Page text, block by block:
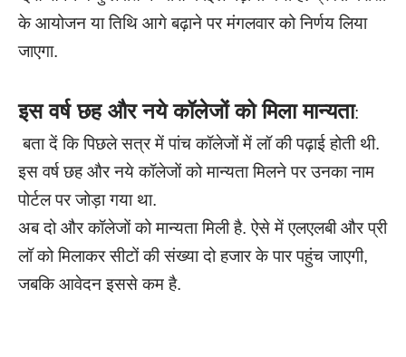
के आयोजन या तिथि आगे बढ़ाने पर मंगलवार को निर्णय लिया
जाएगा.
इस वर्ष छह और नये कॉलेजों को मिला मान्यता:
बता दें कि पिछले सत्र में पांच कॉलेजों में लॉ की पढ़ाई होती थी.
इस वर्ष छह और नये कॉलेजों को मान्यता मिलने पर उनका नाम
पोर्टल पर जोड़ा गया था.
अब दो और कॉलेजों को मान्यता मिली है. ऐसे में एलएलबी और प्री
लॉ को मिलाकर सीटों की संख्या दो हजार के पार पहुंच जाएगी,
जबकि आवेदन इससे कम है.